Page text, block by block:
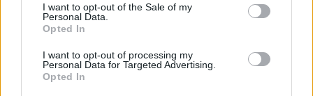
I want to opt-out of the Sale of my
Personal Data.
Opted In
I want to opt-out of processing my
Personal Data for Targeted Advertising.
Opted In
Grasujący Pocisk (Q):
Większe
Większewzmocnione obrażenia (z 45-245
na 60-260 pkt)